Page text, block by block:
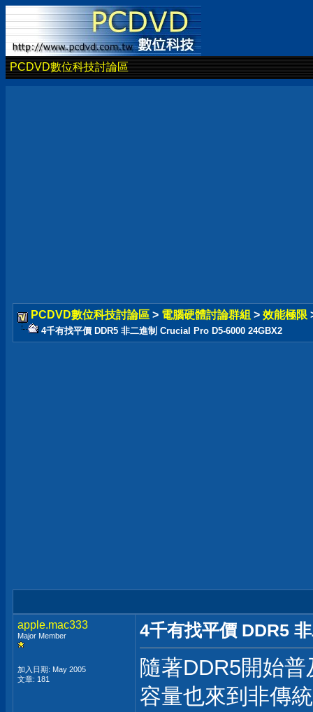
PCDVD數位科技討論區
PCDVD數位科技討論區 > 電腦硬體討論群組 > 效能極限
4千有找平價 DDR5 非二進制 Crucial Pro D5-6000 24GBX2
apple.mac333
Major Member
加入日期: May 2005
文章: 181
4千有找平價 DDR5
隨著DDR5開始
容量也來到非傳